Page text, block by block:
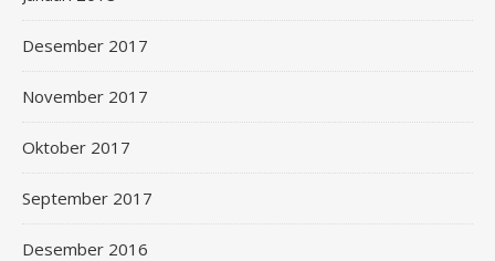
Desember 2017
November 2017
Oktober 2017
September 2017
Desember 2016